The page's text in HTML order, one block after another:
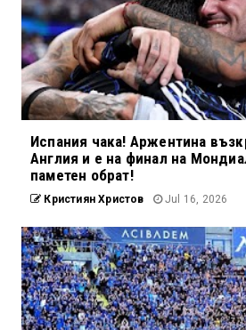
Испания чака! Аржентина
Англия и е на финал на
паметен обрат!
Кристиян Христов Jul 16, 2026